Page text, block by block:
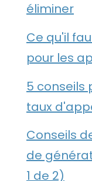
éliminer
Ce qu'il
pour les
5 conseils
taux
Conseils
de
1 de 2)